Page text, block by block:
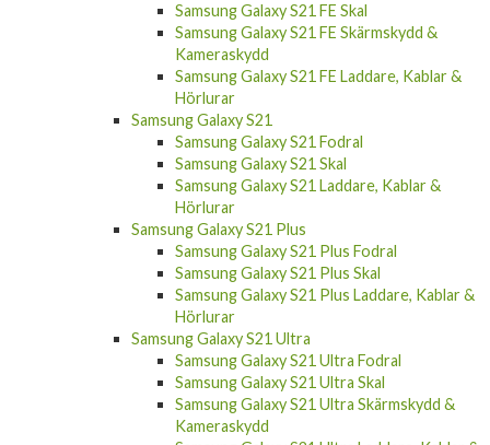
Samsung Galaxy S21 FE Skal
Samsung Galaxy S21 FE Skärmskydd &
Kameraskydd
Samsung Galaxy S21 FE Laddare, Kablar &
Hörlurar
Samsung Galaxy S21
Samsung Galaxy S21 Fodral
Samsung Galaxy S21 Skal
Samsung Galaxy S21 Laddare, Kablar &
Hörlurar
Samsung Galaxy S21 Plus
Samsung Galaxy S21 Plus Fodral
Samsung Galaxy S21 Plus Skal
Samsung Galaxy S21 Plus Laddare, Kablar &
Hörlurar
Samsung Galaxy S21 Ultra
Samsung Galaxy S21 Ultra Fodral
Samsung Galaxy S21 Ultra Skal
Samsung Galaxy S21 Ultra Skärmskydd &
Kameraskydd